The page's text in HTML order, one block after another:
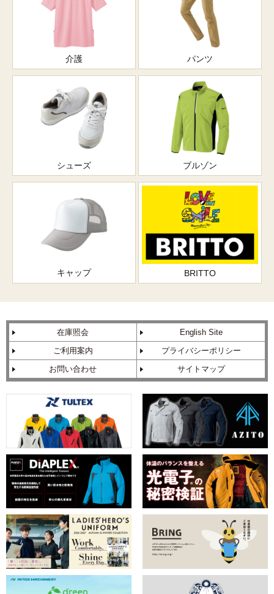
介護 パンツ
シューズ ブルゾン
キャップ BRITTO
在庫照会
English Site
ご利用案内
プライバシーポリシー
お問い合わせ
サイトマップ